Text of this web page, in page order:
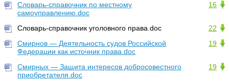
16
Словарь-справочник по местному
самоуправлению.doc
22
Словарь-справочник уголовного права.doc
19
Смирнов — Деятельность судов Российской
Федерации как источник права.doc
19
Смирных — Защита интересов добросовестного
приобретателя.doc